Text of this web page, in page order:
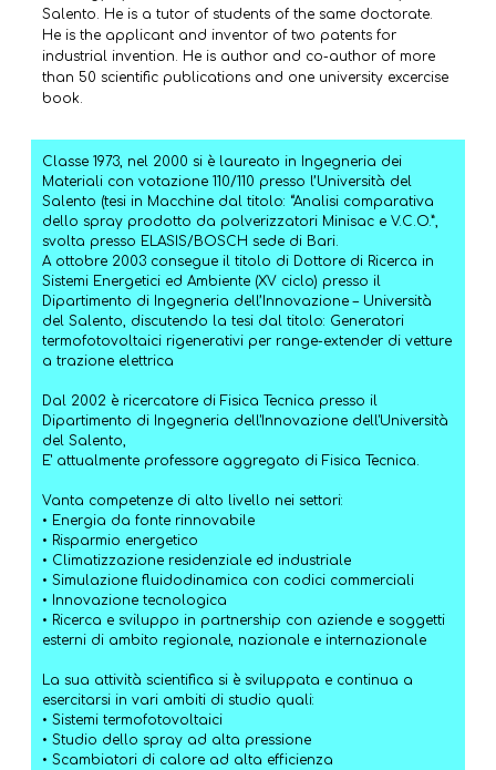
Salento. He is a tutor of students of the same doctorate.
He is the applicant and inventor of two patents for
industrial invention. He is author and co-author of more
than 50 scientific publications and one university excercise
book.
Classe 1973, nel 2000 si è laureato in Ingegneria dei
Materiali con votazione 110/110 presso l’Università del
Salento (tesi in Macchine dal titolo: “Analisi comparativa
dello spray prodotto da polverizzatori Minisac e V.C.O.”,
svolta presso ELASIS/BOSCH sede di Bari.
A ottobre 2003 consegue il titolo di Dottore di Ricerca in
Sistemi Energetici ed Ambiente (XV ciclo) presso il
Dipartimento di Ingegneria dell’Innovazione – Università
del Salento, discutendo la tesi dal titolo: Generatori
termofotovoltaici rigenerativi per range-extender di vetture
a trazione elettrica
Dal 2002 è ricercatore di Fisica Tecnica presso il
Dipartimento di Ingegneria dell'Innovazione dell'Università
del Salento,
E' attualmente professore aggregato di Fisica Tecnica.
Vanta competenze di alto livello nei settori:
• Energia da fonte rinnovabile
• Risparmio energetico
• Climatizzazione residenziale ed industriale
• Simulazione fluidodinamica con codici commerciali
• Innovazione tecnologica
• Ricerca e sviluppo in partnership con aziende e soggetti
esterni di ambito regionale, nazionale e internazionale
La sua attività scientifica si è sviluppata e continua a
esercitarsi in vari ambiti di studio quali:
• Sistemi termofotovoltaici
• Studio dello spray ad alta pressione
• Scambiatori di calore ad alta efficienza